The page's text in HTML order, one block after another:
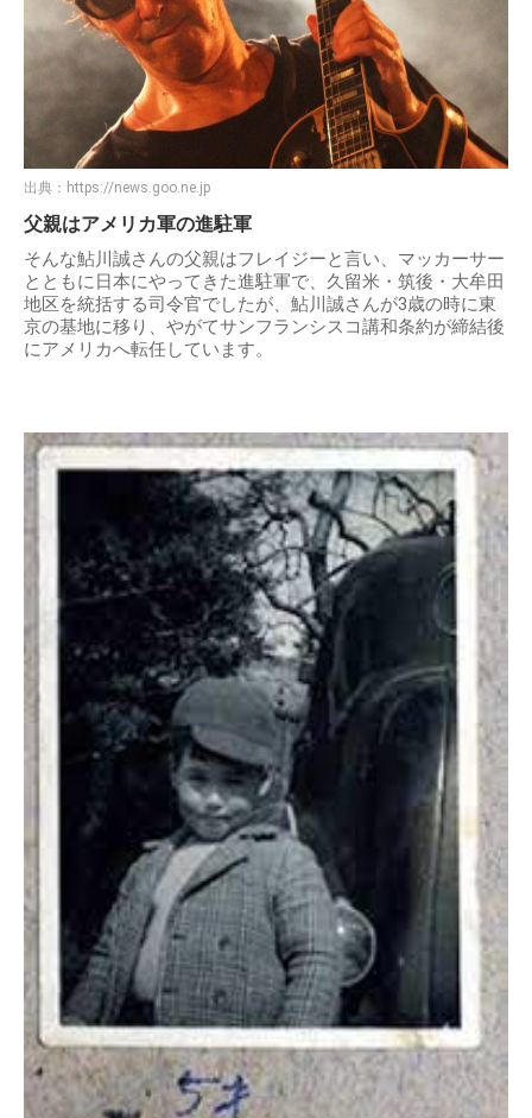
出典： https://news.goo.ne.jp
父親はアメリカ軍の進駐軍
そんな鮎川誠さんの父親はフレイジーと言い、マッカーサー
とともに日本にやってきた進駐軍で、久留米・筑後・大牟田
地区を統括する司令官でしたが、鮎川誠さんが3歳の時に東
京の基地に移り、やがてサンフランシスコ講和条約が締結後
にアメリカへ転任しています。